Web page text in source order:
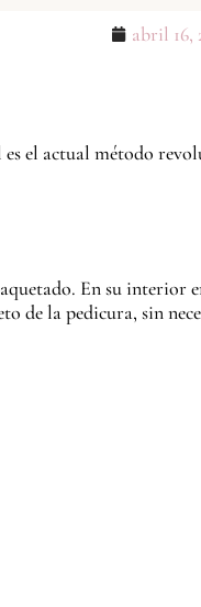
abril 16,
el actual método
En su interior
de la pedicura, sin